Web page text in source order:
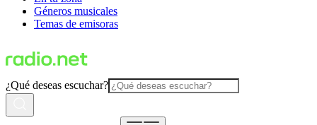
Géneros musicales
Temas de emisoras
¿Qué deseas escuchar?